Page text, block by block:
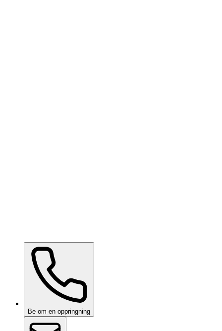
Ceramic Pro ION Base Coatpå forespørsel
Be om en oppringning